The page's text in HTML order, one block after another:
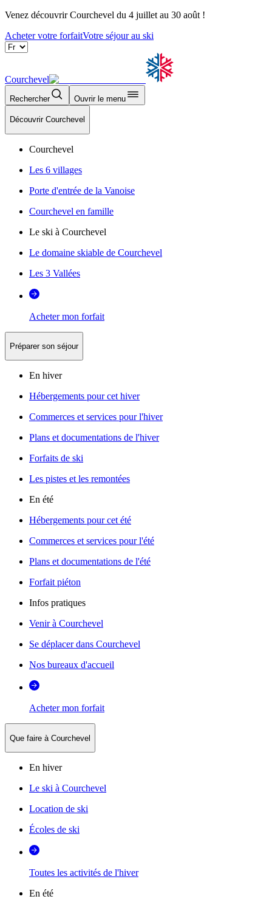
Venez découvrir Courchevel du 4 juillet au 30 août !
Acheter votre forfaitVotre séjour au ski
Courchevel
Rechercher Ouvrir le menu
Découvrir Courchevel
Courchevel
Les 6 villages
Porte d'entrée de la Vanoise
Courchevel en famille
Le ski à Courchevel
Le domaine skiable de Courchevel
Les 3 Vallées
Acheter mon forfait
Préparer son séjour
En hiver
Hébergements pour cet hiver
Commerces et services pour l'hiver
Plans et documentations de l'hiver
Forfaits de ski
Les pistes et les remontées
En été
Hébergements pour cet été
Commerces et services pour l'été
Plans et documentations de l'été
Forfait piéton
Infos pratiques
Venir à Courchevel
Se déplacer dans Courchevel
Nos bureaux d'accueil
Acheter mon forfait
Que faire à Courchevel
En hiver
Le ski à Courchevel
Location de ski
Écoles de ski
Toutes les activités de l'hiver
En été